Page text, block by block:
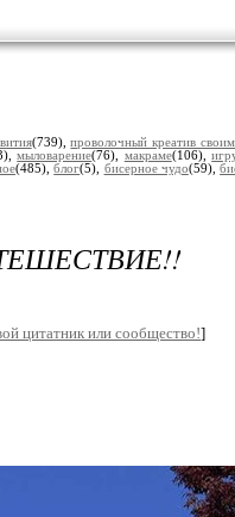
(739),проволочный креатив
мыловарение(76), макраме(106),
(485),блог(5), бисерное чудо(59),
цитатник или сообщество!]